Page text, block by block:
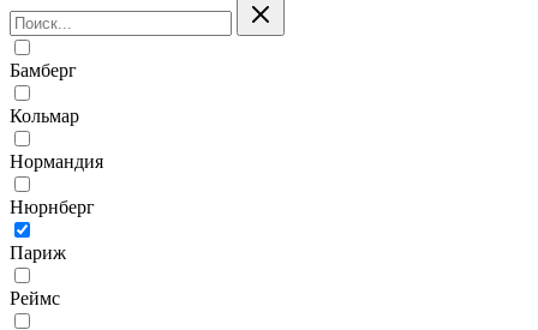
Бамберг
Кольмар
Нормандия
Нюрнберг
Париж
Реймс